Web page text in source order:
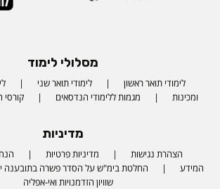
מסלולי לימוד
לימודי תואר ראשון לימודי תואר שני
ומכינות
מגמות ללימודי הנדסאים קורסי
מדיניות
הצהרת נגישות מדיניות פרטיות
המידע
החלטת בימ"ש על הסדר פשרה בתובענה
שוויון הזדמנויות ואי-אפליה